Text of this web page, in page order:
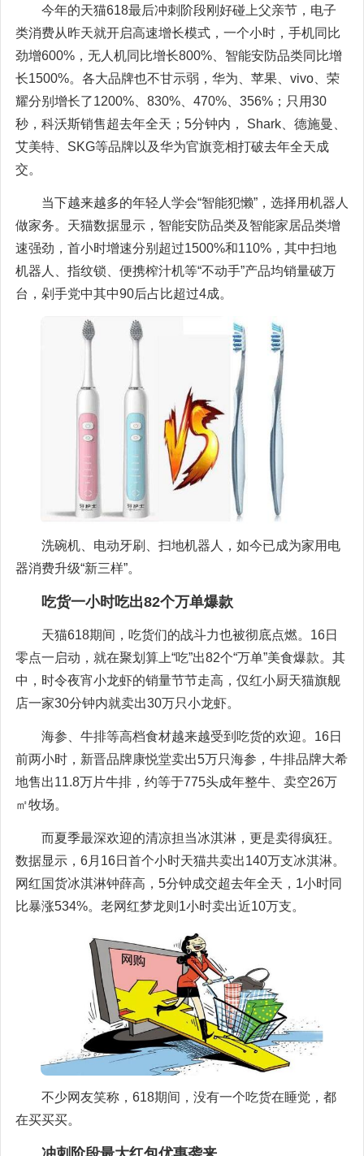
今年的天猫618最后冲刺阶段刚好碰上父亲节，电子
类消费从昨天就开启高速增长模式，一个小时，手机同比
劲增600%，无人机同比增长800%、智能安防品类同比增
长1500%。各大品牌也不甘示弱，华为、苹果、vivo、荣
耀分别增长了1200%、830%、470%、356%；只用30
秒，科沃斯销售超去年全天；5分钟内， Shark、德施曼、
艾美特、SKG等品牌以及华为官旗竞相打破去年全天成
交。
当下越来越多的年轻人学会“智能犯懒”，选择用机器人
做家务。天猫数据显示，智能安防品类及智能家居品类增
速强劲，首小时增速分别超过1500%和110%，其中扫地
机器人、指纹锁、便携榨汁机等“不动手”产品均销量破万
台，剁手党中其中90后占比超过4成。
洗碗机、电动牙刷、扫地机器人，如今已成为家用电
器消费升级“新三样”。
吃货一小时吃出82个万单爆款
天猫618期间，吃货们的战斗力也被彻底点燃。16日
零点一启动，就在聚划算上“吃”出82个“万单”美食爆款。其
中，时令夜宵小龙虾的销量节节走高，仅红小厨天猫旗舰
店一家30分钟内就卖出30万只小龙虾。
海参、牛排等高档食材越来越受到吃货的欢迎。16日
前两小时，新晋品牌康悦堂卖出5万只海参，牛排品牌大希
地售出11.8万片牛排，约等于775头成年整牛、卖空26万
㎡牧场。
而夏季最深欢迎的清凉担当冰淇淋，更是卖得疯狂。
数据显示，6月16日首个小时天猫共卖出140万支冰淇淋。
网红国货冰淇淋钟薛高，5分钟成交超去年全天，1小时同
比暴涨534%。老网红梦龙则1小时卖出近10万支。
不少网友笑称，618期间，没有一个吃货在睡觉，都
在买买买。